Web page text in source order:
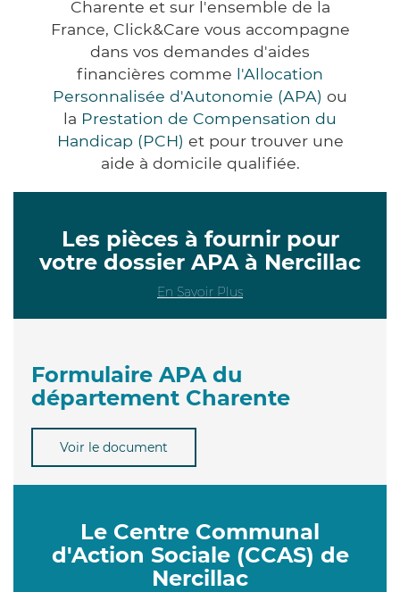
Charente et sur l'ensemble de la
France, Click&Care vous accompagne
dans vos demandes d'aides
financières comme l'Allocation
Personnalisée d'Autonomie (APA) ou
la Prestation de Compensation du
Handicap (PCH) et pour trouver une
aide à domicile qualifiée.
Les pièces à fournir pour
votre dossier APA à Nercillac
En Savoir Plus
Formulaire APA du
département Charente
Voir le document
Le Centre Communal
d'Action Sociale (CCAS) de
Nercillac